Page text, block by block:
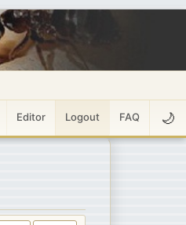
Editor Logout FAQ 🌙